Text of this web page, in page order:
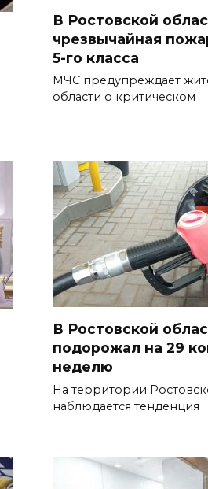
В Ростовской
чрезвычайная
5-го класса
МЧС предупреждает
области о критическом
В Ростовской
подорожал на 29
неделю
На территории
наблюдается тенденция